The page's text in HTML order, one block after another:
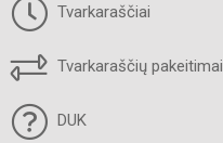
Tvarkaraščiai
Tvarkaraščių pakeitimai
DUK